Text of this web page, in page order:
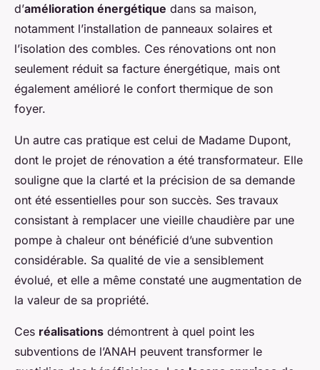
d’amélioration énergétique dans sa maison,
notamment l’installation de panneaux solaires et
l’isolation des combles. Ces rénovations ont non
seulement réduit sa facture énergétique, mais ont
également amélioré le confort thermique de son
foyer.
Un autre cas pratique est celui de Madame Dupont,
dont le projet de rénovation a été transformateur. Elle
souligne que la clarté et la précision de sa demande
ont été essentielles pour son succès. Ses travaux
consistant à remplacer une vieille chaudière par une
pompe à chaleur ont bénéficié d’une subvention
considérable. Sa qualité de vie a sensiblement
évolué, et elle a même constaté une augmentation de
la valeur de sa propriété.
Ces réalisations démontrent à quel point les
subventions de l’ANAH peuvent transformer le